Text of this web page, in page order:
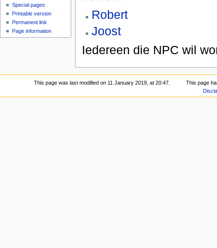
Robert
Joost
Iedereen die NPC wil
Special pages
Printable version
Permanent link
Page information
This page was last modified on 11 January 2019, at 20:47.
This page